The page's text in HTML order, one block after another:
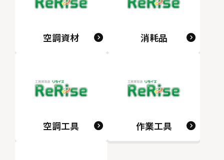
空調資材 消耗品
空調工具 作業工具